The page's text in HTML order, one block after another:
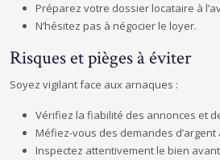
Préparez votre dossier locataire à
N’hésitez pas à négocier le loyer.
Risques et pièges à éviter
Soyez vigilant face aux arnaques :
Vérifiez la fiabilité des annonces et
Méfiez-vous des demandes
Inspectez attentivement le bien